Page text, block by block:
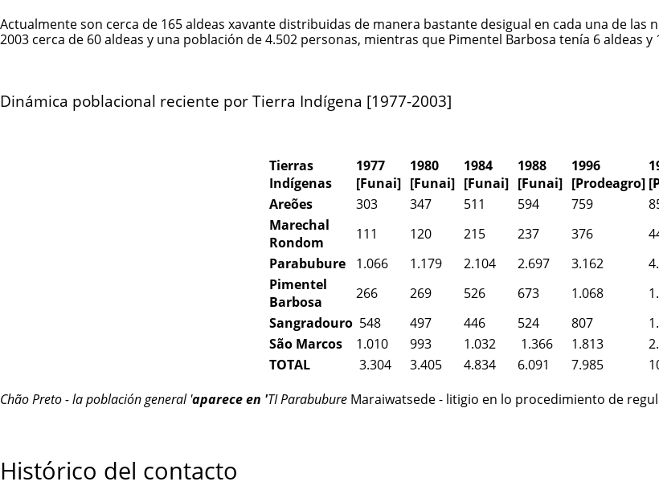
Actualmente son cerca de 165 aldeas xavante distribuidas de manera bastante desigual en cada una de
2003 cerca de 60 aldeas y una población de 4.502 personas, mientras que Pimentel Barbosa tenía 6 aldeas y
Dinámica poblacional reciente por Tierra Indígena [1977-2003]
Tierras
Indígenas
1977
[Funai]
1980
[Funai]
1984
[Funai]
1988
[Funai]
1996
[Prodeagro]
Areões
303 347 511 594 759
Marechal
Rondom
111 120 215 237 376
Parabubure
1.066 1.179 2.104 2.697 3.162
Pimentel
Barbosa
266 269 526 673 1.068
Sangradouro 548 497 446 524 807
São Marcos
1.010 993 1.032 1.366 1.813
TOTAL
3.304 3.405 4.834 6.091 7.985
Chão Preto - la población general 'aparece en 'TI Parabubure Maraiwatsede - litigio en lo procedimiento de
Histórico del contacto